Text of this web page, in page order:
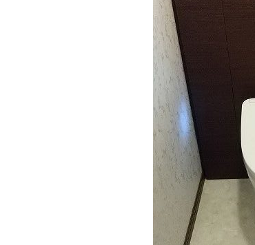
以前もレストパルをお使いでし
ホワイト系の壁・床にブラウ